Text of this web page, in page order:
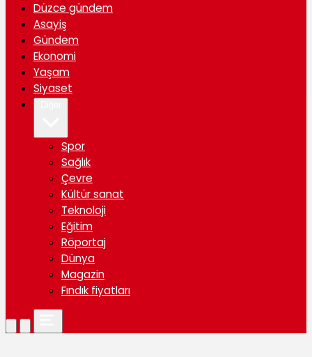
Düzce gündem
Asayiş
Gündem
Ekonomi
Yaşam
Siyaset
Spor
Sağlık
Çevre
Kültür sanat
Teknoloji
Eğitim
Röportaj
Dünya
Magazin
Fındık fiyatları